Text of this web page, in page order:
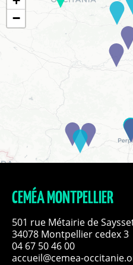
−
CEMÉA MONTPELLIER
501 rue Métairie de
34078 Montpellier cedex 3
04 67 50 46 00
accueil@cemea-